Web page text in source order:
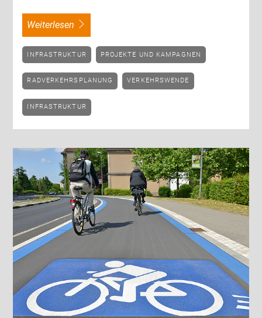
weiterlesen
INFRASTRUKTUR PROJEKTE UND KAMPAGNEN
RADVERKEHRSPLANUNG VERKEHRSWENDE
INFRASTRUKTUR